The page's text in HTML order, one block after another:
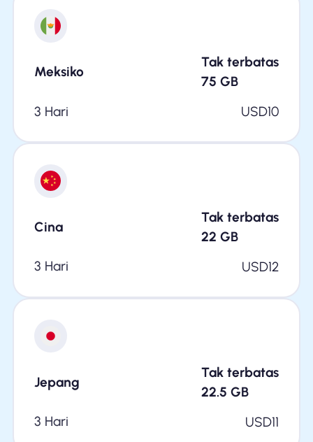
Meksiko
Tak terbatas
75 GB
3 Hari
USD10
Cina
Tak terbatas
22 GB
3 Hari
USD12
Jepang
Tak terbatas
22.5 GB
3 Hari
USD11